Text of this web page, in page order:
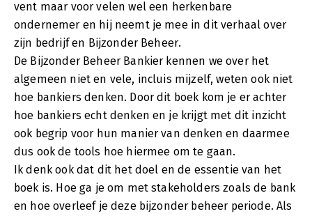
vent maar voor velen wel een herkenbare
ondernemer en hij neemt je mee in dit verhaal over
zijn bedrijf en Bijzonder Beheer.
De Bijzonder Beheer Bankier kennen we over het
algemeen niet en vele, incluis mijzelf, weten ook niet
hoe bankiers denken. Door dit boek kom je er achter
hoe bankiers echt denken en je krijgt met dit inzicht
ook begrip voor hun manier van denken en daarmee
dus ook de tools hoe hiermee om te gaan.
Ik denk ook dat dit het doel en de essentie van het
boek is. Hoe ga je om met stakeholders zoals de bank
en hoe overleef je deze bijzonder beheer periode. Als